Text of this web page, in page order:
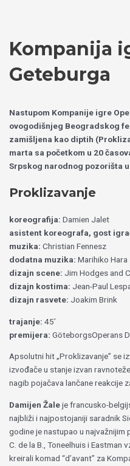
Kompanija
Geteburga
Nastupom Kompanije igre
ovogodišnjeg Beogradskog
zamišljena kao diptih
marta sa početkom u 20
Srpskog narodnog pozorišta u
Proklizavanje
koreografija: Damien Jalet
asistent koreografa, gost
muzika: Christian Fennesz
dodatna muzika: Marihiko Hara
dizajn scene: Jim Hodges and
dizajn kostima: Jean-Paul
dizajn rasvete: Joakim Brink
trajanje: 45’
premijera: GöteborgsOperans
Apsolutni hit „Proklizavanje” se
izvođače u stanje izvan
nagib pojačava lančane reakcije
Damijen Žaleje francusko-
najbliži i najpostojaniji saradnik
godine je nastupao u najvažnijim
C. de la B., Toneelhuis i Eastman
kreirali komad “d’avant” za